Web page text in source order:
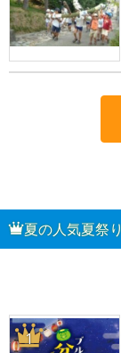
夏の人気夏祭
1